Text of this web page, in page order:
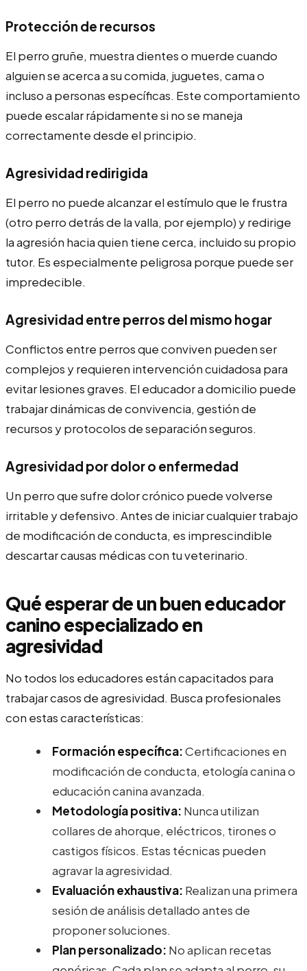
Protección de recursos
El perro gruñe, muestra dientes o muerde cuando
alguien se acerca a su comida, juguetes, cama o
incluso a personas específicas. Este comportamiento
puede escalar rápidamente si no se maneja
correctamente desde el principio.
Agresividad redirigida
El perro no puede alcanzar el estímulo que le frustra
(otro perro detrás de la valla, por ejemplo) y redirige
la agresión hacia quien tiene cerca, incluido su propio
tutor. Es especialmente peligrosa porque puede ser
impredecible.
Agresividad entre perros del mismo hogar
Conflictos entre perros que conviven pueden ser
complejos y requieren intervención cuidadosa para
evitar lesiones graves. El educador a domicilio puede
trabajar dinámicas de convivencia, gestión de
recursos y protocolos de separación seguros.
Agresividad por dolor o enfermedad
Un perro que sufre dolor crónico puede volverse
irritable y defensivo. Antes de iniciar cualquier trabajo
de modificación de conducta, es imprescindible
descartar causas médicas con tu veterinario.
Qué esperar de un buen educador
canino especializado en
agresividad
No todos los educadores están capacitados para
trabajar casos de agresividad. Busca profesionales
con estas características:
Formación específica:Certificaciones en
modificación de conducta, etología canina o
educación canina avanzada.
Metodología positiva: Nunca utilizan
collares de ahorque, eléctricos, tirones o
castigos físicos. Estas técnicas pueden
agravar la agresividad.
Evaluación exhaustiva: Realizan una primera
sesión de análisis detallado antes de
proponer soluciones.
Plan personalizado: No aplican recetas